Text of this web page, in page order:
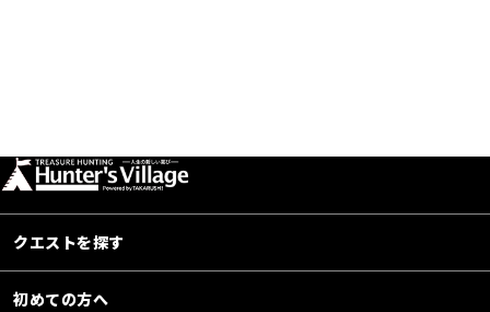
クエストを探す
初めての方へ